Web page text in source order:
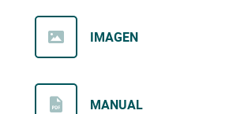
IMAGEN
MANUAL